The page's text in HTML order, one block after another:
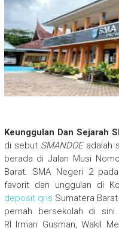
Keunggulan Dan Sejarah
di sebut SMANDOEadalah
berada di Jalan Musi
Barat. SMA Negeri 2
favorit dan unggulan di
deposit qris Sumatera
pernah bersekolah di
RI Irman Gusman, Wakil